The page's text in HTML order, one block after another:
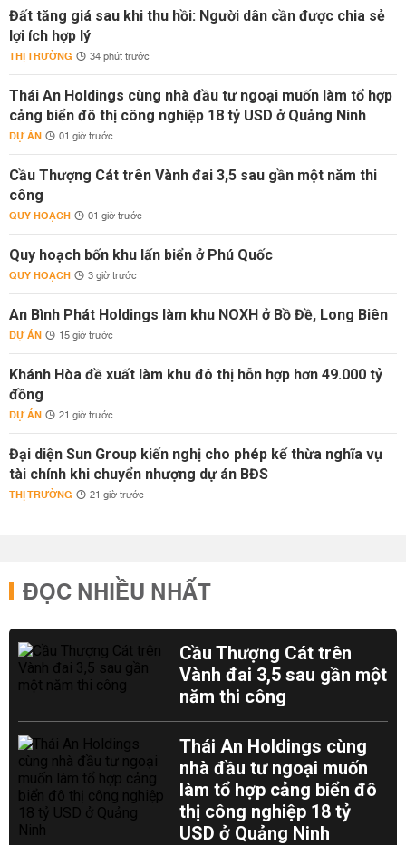
Đất tăng giá sau khi thu hồi: Người dân cần được chia sẻ
lợi ích hợp lý
THỊ TRƯỜNG 34 phút trước
Thái An Holdings cùng nhà đầu tư ngoại muốn làm tổ hợp
cảng biển đô thị công nghiệp 18 tỷ USD ở Quảng Ninh
DỰ ÁN 01 giờ trước
Cầu Thượng Cát trên Vành đai 3,5 sau gần một năm thi
công
QUY HOẠCH 01 giờ trước
Quy hoạch bốn khu lấn biển ở Phú Quốc
QUY HOẠCH 3 giờ trước
An Bình Phát Holdings làm khu NOXH ở Bồ Đề, Long Biên
DỰ ÁN 15 giờ trước
Khánh Hòa đề xuất làm khu đô thị hỗn hợp hơn 49.000 tỷ
đồng
DỰ ÁN 21 giờ trước
Đại diện Sun Group kiến nghị cho phép kế thừa nghĩa vụ
tài chính khi chuyển nhượng dự án BĐS
THỊ TRƯỜNG 21 giờ trước
ĐỌC NHIỀU NHẤT
Cầu Thượng Cát trên
Vành đai 3,5 sau gần một
năm thi công
Thái An Holdings cùng
nhà đầu tư ngoại muốn
làm tổ hợp cảng biển đô
thị công nghiệp 18 tỷ
USD ở Quảng Ninh